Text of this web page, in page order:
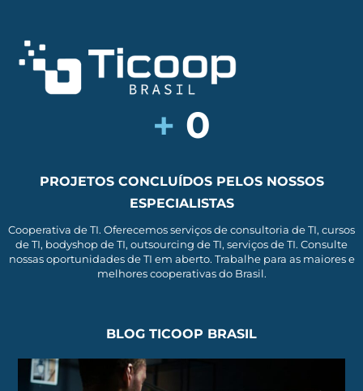
+ 0
PROJETOS CONCLUÍDOS PELOS NOSSOS
ESPECIALISTAS
Cooperativa de TI. Oferecemos serviços de consultoria de TI, cursos
de TI, bodyshop de TI, outsourcing de TI, serviços de TI. Consulte
nossas oportunidades de TI em aberto. Trabalhe para as maiores e
melhores cooperativas do Brasil.
BLOG TICOOP BRASIL